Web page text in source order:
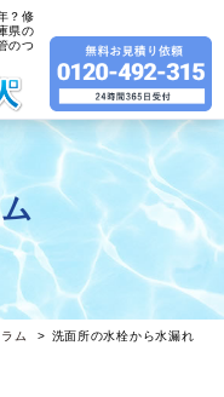
？修
県の
のつ
ム
洗面所の水栓から水漏れ